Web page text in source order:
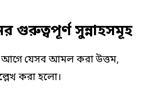
গুরুত্বপূর্ণ সুন্নাহসমূহ
আগে যেসব আমল করা উত্তম,
করা হলো।